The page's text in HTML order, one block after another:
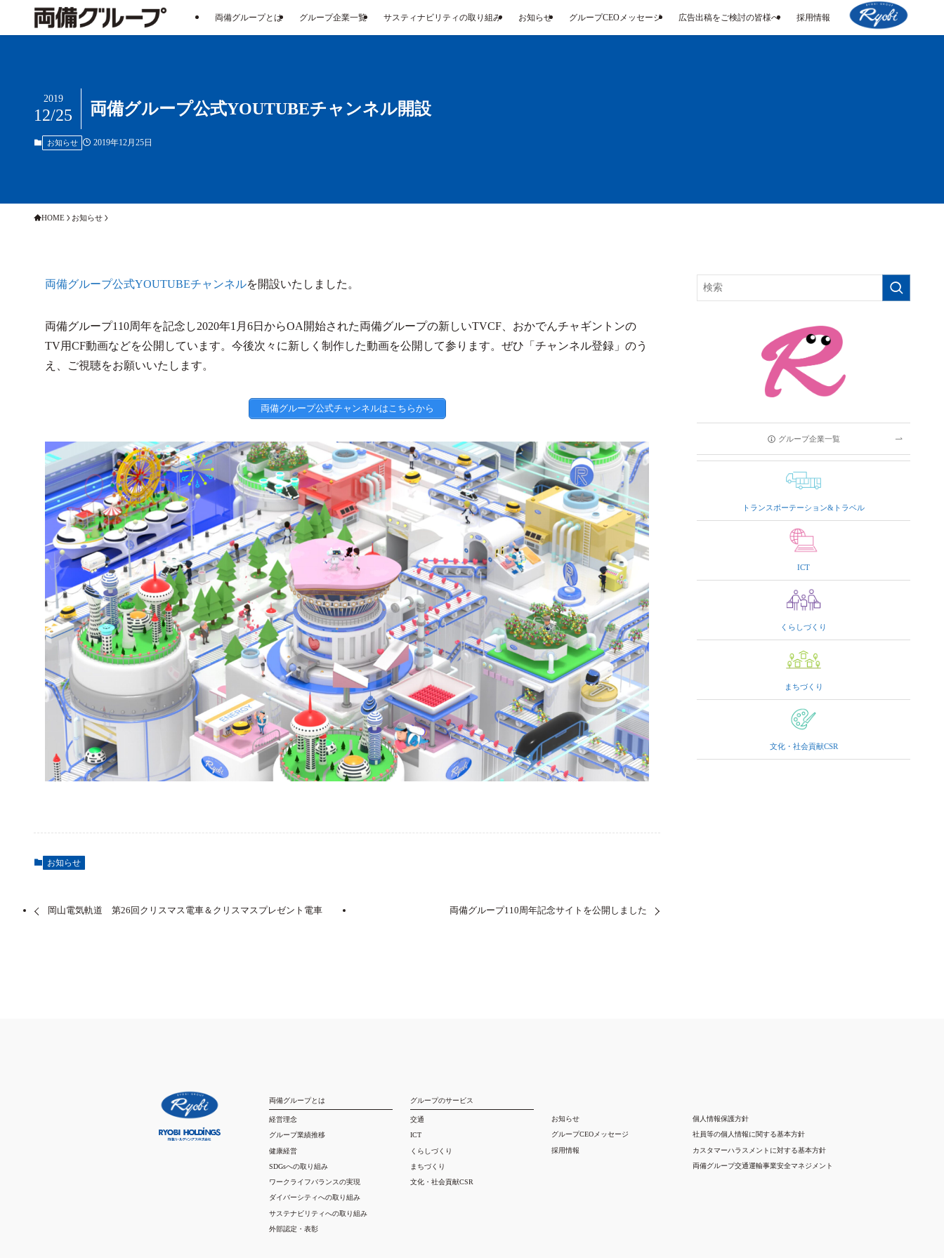
両備グループとは グループ企業一覧 サスティナビリティの取り組み お知らせ グループCEOメッセージ 広告出稿をご検討の皆様へ 採用情報
両備グループ公式YOUTUBEチャンネル開設
2019
12/25
お知らせ 2019年12月25日
HOME お知らせ
両備グループ公式YOUTUBEチャンネルを開設いたしました。
両備グループ110周年を記念し2020年1月6日からOA開始された両備グループの新しいTVCF、おかでんチャギントンの
TV用CF動画などを公開しています。今後次々に新しく制作した動画を公開して参ります。ぜひ「チャンネル登録」のう
え、ご視聴をお願いいたします。
両備グループ公式チャンネルはこちらから
お知らせ
岡山電気軌道 第26回クリスマス電車＆クリスマスプレゼント電車 両備グループ110周年記念サイトを公開しました
グループ企業一覧
トランスポーテーション&トラベル
ICT
くらしづくり
まちづくり
文化・社会貢献CSR
両備グループとは
経営理念
グループ業績推移
健康経営
SDGsへの取り組み
ワークライフバランスの実現
ダイバーシティへの取り組み
サステナビリティへの取り組み
外部認定・表彰
グループのサービス
交通
ICT
くらしづくり
まちづくり
文化・社会貢献CSR
お知らせ
グループCEOメッセージ
採用情報
個人情報保護方針
社員等の個人情報に関する基本方針
カスタマーハラスメントに対する基本方針
両備グループ交通運輸事業安全マネジメント